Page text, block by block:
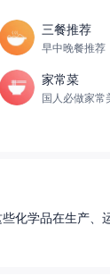
三餐推荐
早中晚餐推荐
家常菜
国人必做家常
学品在生产、